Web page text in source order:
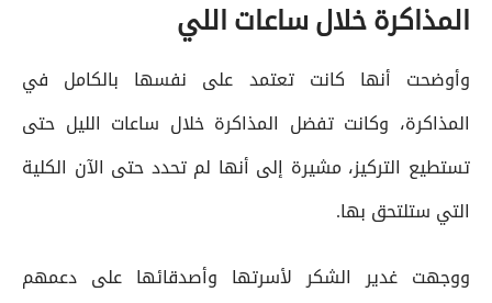
المذاكرة خلال ساعات اللي
وأوضحت أنها كانت تعتمد على نفسها بالكامل في
المذاكرة، وكانت تفضل المذاكرة خلال ساعات الليل حتى
تستطيع التركيز، مشيرة إلى أنها لم تحدد حتى الآن الكلية
التي ستلتحق بها.
ووجهت غدير الشكر لأسرتها وأصدقائها على دعمهم